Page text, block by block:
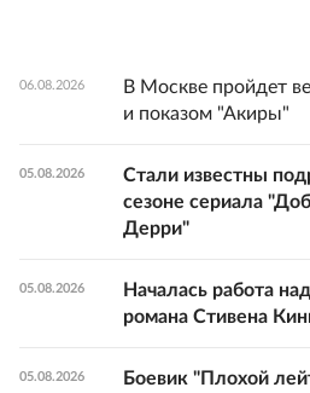
06.08.2026
В Москве пройдет
и показом "Акиры"
05.08.2026
Стали известны
сезоне сериала
Дерри"
05.08.2026
Началась работа
романа Стивена
05.08.2026
Боевик "Плохой